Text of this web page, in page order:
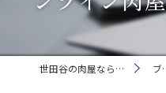
世田谷の肉屋ならLa Boucherie Louis ブログ